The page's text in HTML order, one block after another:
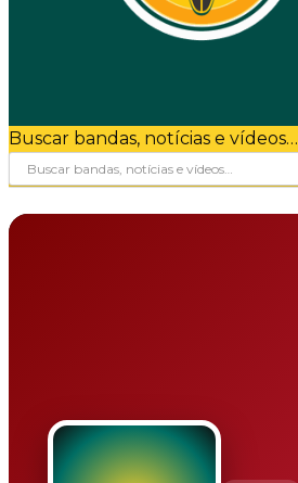
Buscar bandas, notícias e vídeos…